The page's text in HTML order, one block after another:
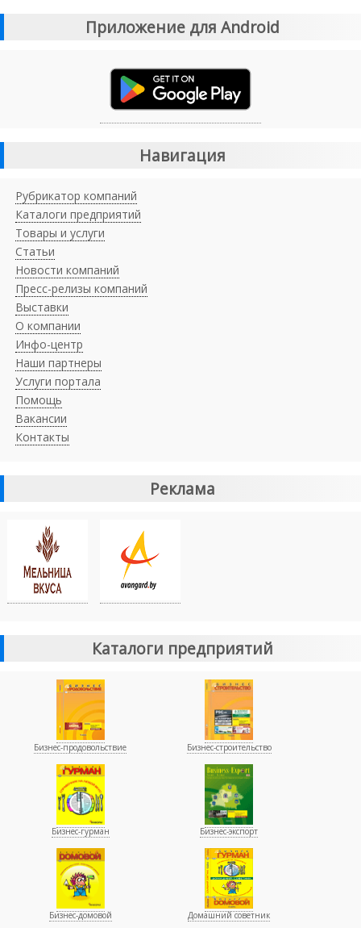
Приложение для Android
Навигация
Рубрикатор компаний
Каталоги предприятий
Товары и услуги
Статьи
Новости компаний
Пресс-релизы компаний
Выставки
О компании
Инфо-центр
Наши партнеры
Услуги портала
Помощь
Вакансии
Контакты
Реклама
Каталоги предприятий
Бизнес-продовольствие Бизнес-строительство
Бизнес-гурман Бизнес-экспорт
Бизнес-домовой Домашний советник